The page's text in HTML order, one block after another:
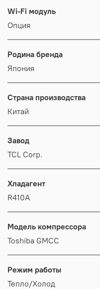
Wi-Fi модуль
Опция
Родина бренда
Япония
Страна производства
Китай
Завод
TCL Corp.
Хладагент
R410A
Модель компрессора
Toshiba GMCC
Режим работы
Тепло/Холод